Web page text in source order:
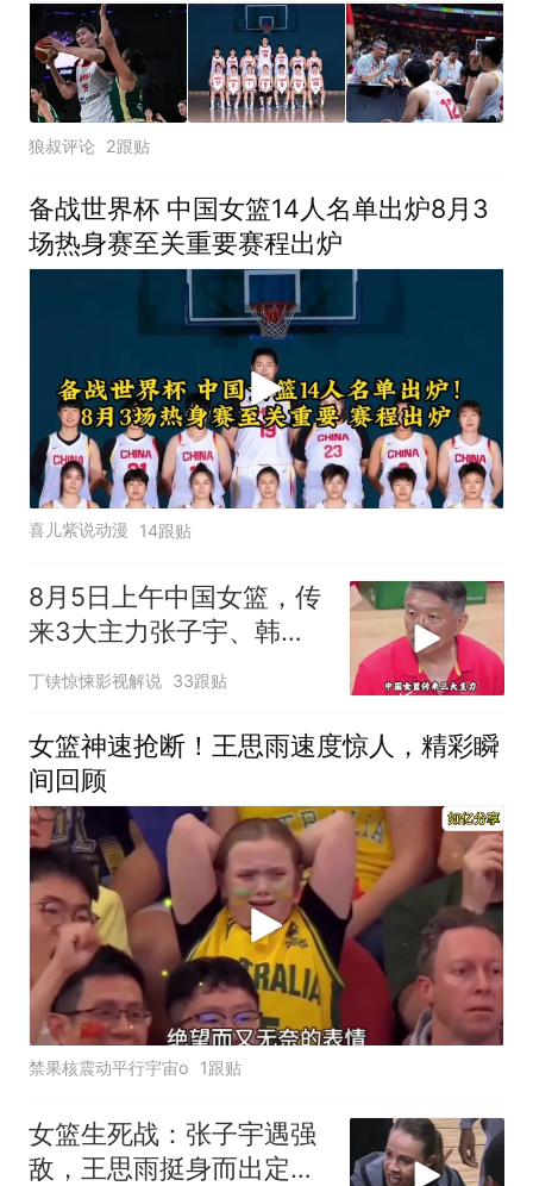
狼叔评论 2跟贴
备战世界杯 中国女篮14人名单出炉8月3
场热身赛至关重要赛程出炉
喜儿紫说动漫 14跟贴
8月5日上午中国女篮，传
来3大主力张子宇、韩
旭、李梦的消息！
丁铗惊悚影视解说 33跟贴
女篮神速抢断！王思雨速度惊人，精彩瞬
间回顾
禁果核震动平行宇宙o 1跟贴
女篮生死战：张子宇遇强
敌，王思雨挺身而出定胜